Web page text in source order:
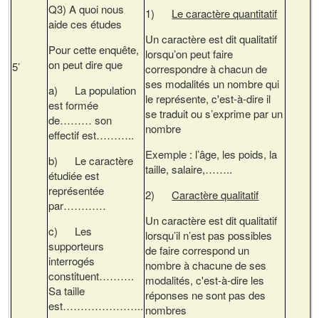
5’
Q3) A quoi nous
aide ces études
Pour cette enquête,
on peut dire que
a) La population
est formée
de……… son
effectif est………..
b) Le caractère
étudiée est
représentée
par…………
c) Les
supporteurs
interrogés
constituent……….
Sa taille
est…………………..
1) Le caractère quantitatif
Un caractère est dit qualitatif
lorsqu’on peut faire
correspondre à chacun de
ses modalités un nombre qui
le représente, c'est-à-dire il
se traduit ou s’exprime par un
nombre
Exemple : l’âge, les poids, la
taille, salaire,……..
2)Caractère qualitatif
Un caractère est dit qualitatif
lorsqu’il n’est pas possibles
de faire correspond un
nombre à chacune de ses
modalités, c'est-à-dire les
réponses ne sont pas des
nombres